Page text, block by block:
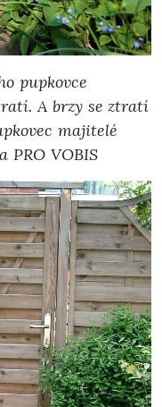
pupkovce
A brzy se ztratí
majitelé
PRO VOBIS